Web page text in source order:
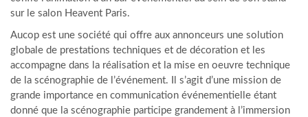
sur le salon Heavent Paris.
Aucop est une société qui offre aux annonceurs une solution
globale de prestations techniques et de décoration et les
accompagne dans la réalisation et la mise en oeuvre technique
de la scénographie de l’événement. Il s’agit d’une mission de
grande importance en communication événementielle étant
donné que la scénographie participe grandement à l’immersion